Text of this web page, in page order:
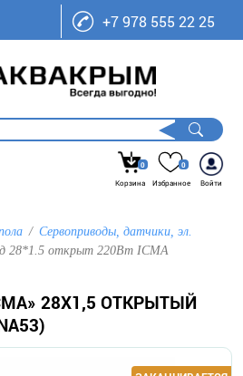
+7 978 555 22 25
0
Корзина
0
Избранное
Войти
Сервоприводы, датчики, эл.
28*1.5 открыт 220Вт ICMA
28Х1,5 ОТКРЫТЫЙ